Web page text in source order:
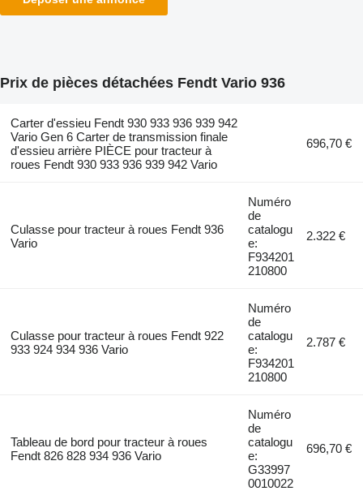
Prix de pièces détachées Fendt Vario 936
Carter d'essieu Fendt 930 933 936 939 942
Vario Gen 6 Carter de transmission finale
d'essieu arrière PIÈCE pour tracteur à
roues Fendt 930 933 936 939 942 Vario
696,70 €
Culasse pour tracteur à roues Fendt 936
Vario
Numéro
de
catalogu
e:
F934201
210800
2.322 €
Culasse pour tracteur à roues Fendt 922
933 924 934 936 Vario
Numéro
de
catalogu
e:
F934201
210800
2.787 €
Tableau de bord pour tracteur à roues
Fendt 826 828 934 936 Vario
Numéro
de
catalogu
e:
G33997
0010022
696,70 €